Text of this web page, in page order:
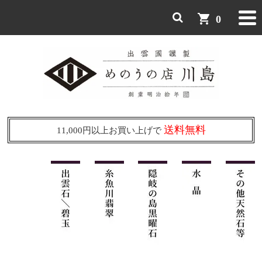
shopping_cart 0
11,000円以上お買い上げで 送料無料